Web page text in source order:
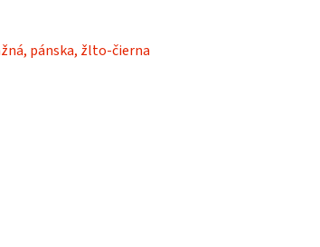
pánska, žlto-čierna